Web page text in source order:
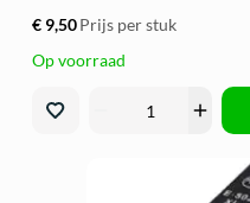
€ 9,50Prijs per stuk
Op voorraad
add